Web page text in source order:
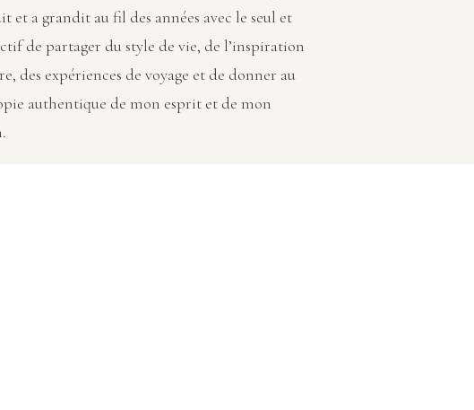
et a grandit au fil des années avec le seul et
de partager du style de vie, de l’inspiration
des expériences de voyage et de donner au
authentique de mon esprit et de mon